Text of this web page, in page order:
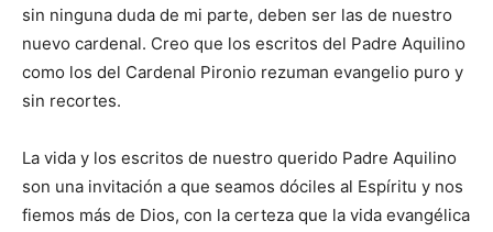
sin ninguna duda de mi parte, deben ser las de nuestro
nuevo cardenal. Creo que los escritos del Padre Aquilino
como los del Cardenal Pironio rezuman evangelio puro y
sin recortes.
La vida y los escritos de nuestro querido Padre Aquilino
son una invitación a que seamos dóciles al Espíritu y nos
fiemos más de Dios, con la certeza que la vida evangélica